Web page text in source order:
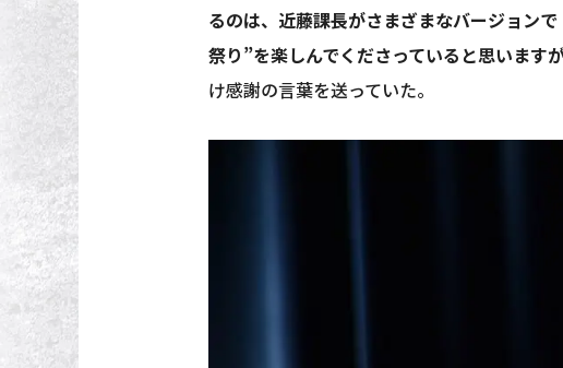
るのは、近藤課長がさまざまなバージョン
祭り”を楽しんでくださっていると思います
け感謝の言葉を送っていた。